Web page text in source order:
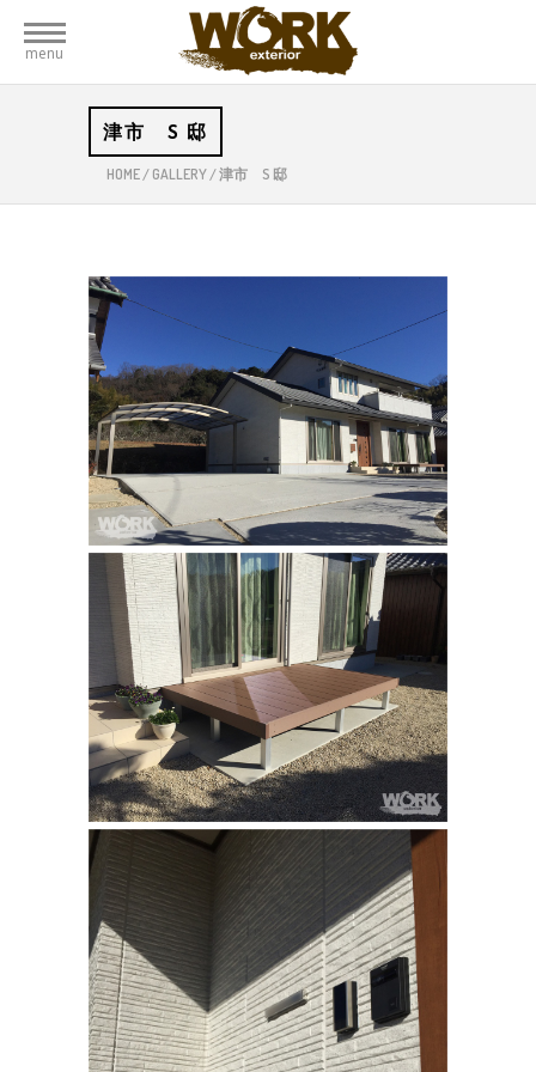
menu
津市 S 邸
HOME/ GALLERY/津市 S 邸